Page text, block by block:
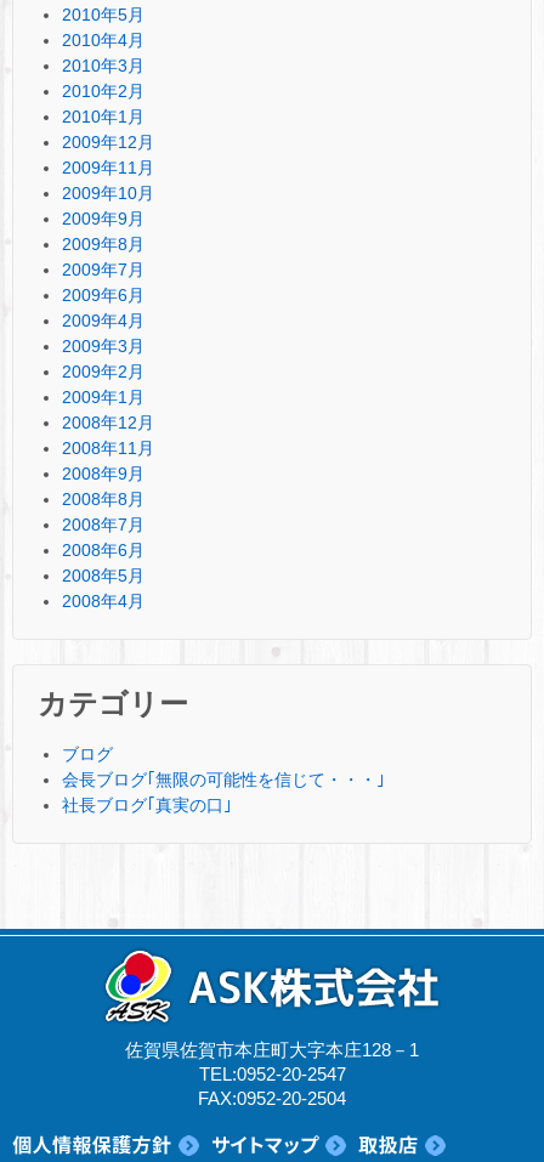
2010年5月
2010年4月
2010年3月
2010年2月
2010年1月
2009年12月
2009年11月
2009年10月
2009年9月
2009年8月
2009年7月
2009年6月
2009年4月
2009年3月
2009年2月
2009年1月
2008年12月
2008年11月
2008年9月
2008年8月
2008年7月
2008年6月
2008年5月
2008年4月
カテゴリー
ブログ
会長ブログ｢無限の可能性を信じて・・・｣
社長ブログ｢真実の口｣
佐賀県佐賀市本庄町大字本庄128－1
TEL:0952-20-2547
FAX:0952-20-2504